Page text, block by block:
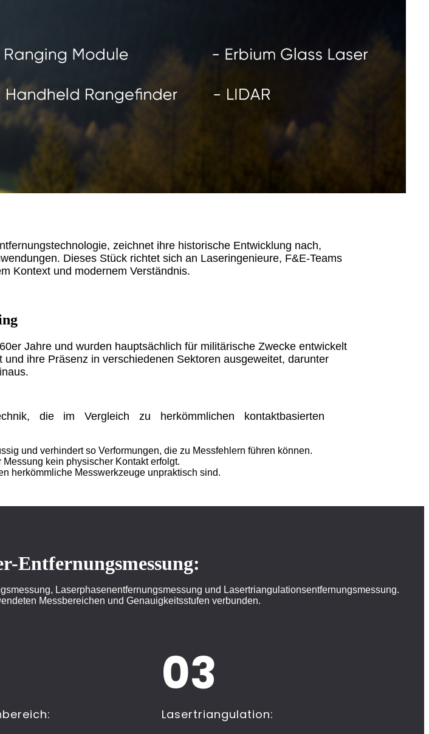
zeichnet ihre historische Entwicklung nach,
Dieses Stück richtet sich an Laseringenieure, F&E-Teams
Kontext und modernem Verständnis.
Jahre und wurden hauptsächlich für militärische Zwecke entwickelt
ihre Präsenz in verschiedenen Sektoren ausgeweitet, darunter
die im Vergleich zu herkömmlichen kontaktbasierten
und verhindert so Verformungen, die zu Messfehlern führen können.
kein physischer Kontakt erfolgt.
herkömmliche Messwerkzeuge unpraktisch sind.
Entfernungsmessung:
Laserphasenentfernungsmessung und Lasertriangulationsentfernungsmessung.
Messbereichen und Genauigkeitsstufen verbunden.
03
Lasertriangulation: